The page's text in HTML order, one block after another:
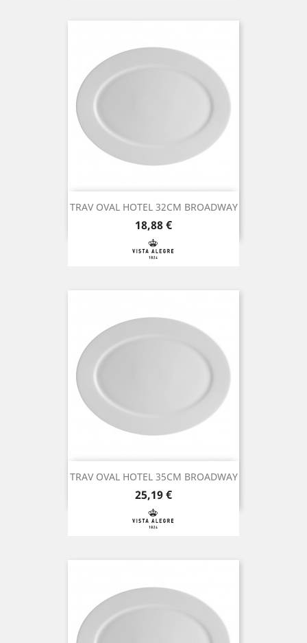
TRAV OVAL HOTEL 32CM BROADWAY
Preço
18,88 €
TRAV OVAL HOTEL 35CM BROADWAY
Preço
25,19 €